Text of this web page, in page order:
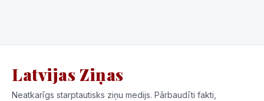
Latvijas Ziņas
Neatkarīgs starptautisks ziņu medijs. Pārbaudīti fakti,